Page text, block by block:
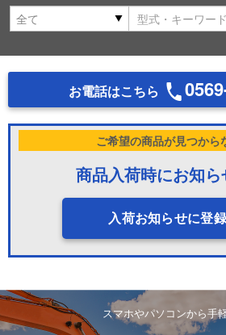
お電話はこちら
ご希望の商品が見つから
商品入荷時にお知
入荷お知らせに登
スマホやパソコンから手